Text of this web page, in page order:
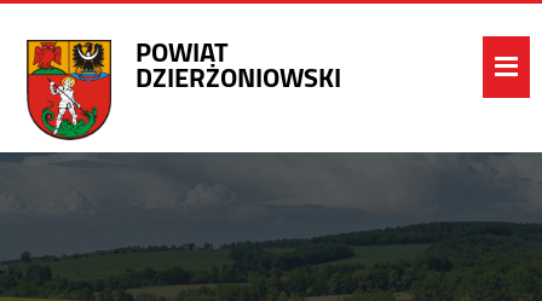
POWIAT
DZIERŻONIOWSKI